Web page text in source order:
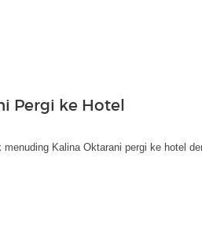
Pergi ke Hotel
Kalina Oktarani pergi ke hotel